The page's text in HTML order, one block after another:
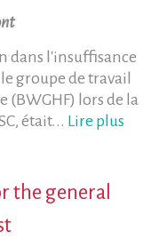
dans l'insuffisance
groupe de travail
(BWGHF) lors de la
était... Lire plus
the general